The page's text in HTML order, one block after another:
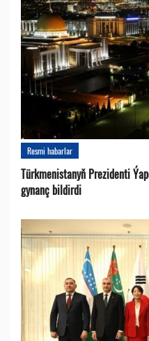
Resmi habarlar
Türkmenistanyň Prezidenti
gynanç bildirdi